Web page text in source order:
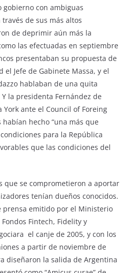
con ambiguas
de sus más altos
de deprimir aún más la
las efectuadas en septiembre
presentaban su propuesta de
el Jefe de Gabinete Massa, y el
hablaban de una quita
la presidenta Fernández de
ante el Council of Foreing
hecho “una más que
para la República
que las condiciones del
que se comprometieron a aportar
tenían dueños conocidos.
prensa emitido por el Ministerio
Fintech, Fidelity y
el canje de 2005, y con los
a partir de noviembre de
diseñaron la salida de Argentina